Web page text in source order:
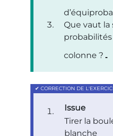
Que vaut
colonne ?
Issue
Tirer la
blanche